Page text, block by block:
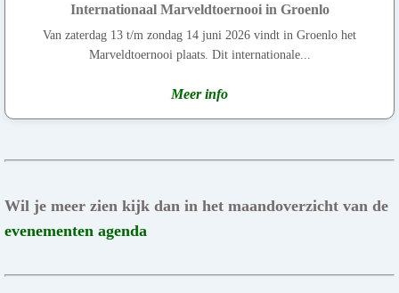
Internationaal Marveldtoernooi in Groenlo
Van zaterdag 13 t/m zondag 14 juni 2026 vindt in Groenlo het
Marveldtoernooi plaats. Dit internationale...
Meer info
Wil je meer zien kijk dan in het maandoverzicht van de
evenementen agenda